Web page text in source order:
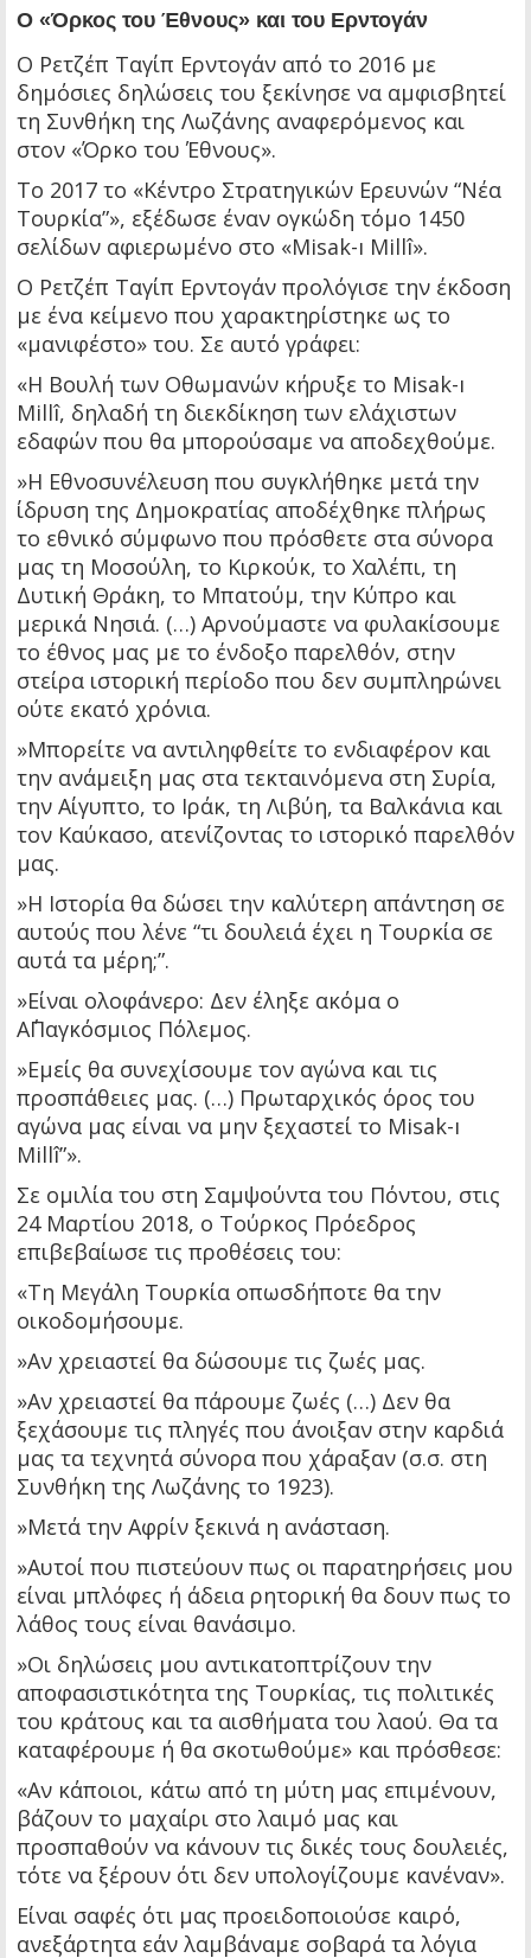
Ο «Όρκος του Έθνους» και του Ερντογάν
Ο Ρετζέπ Ταγίπ Ερντογάν από το 2016 με
δημόσιες δηλώσεις του ξεκίνησε να αμφισβητεί
τη Συνθήκη της Λωζάνης αναφερόμενος και
στον «Όρκο του Έθνους».
Το 2017 το «Κέντρο Στρατηγικών Ερευνών “Νέα
Τουρκία”», εξέδωσε έναν ογκώδη τόμο 1450
σελίδων αφιερωμένο στο «Misak-ı Millî».
Ο Ρετζέπ Ταγίπ Ερντογάν προλόγισε την έκδοση
με ένα κείμενο που χαρακτηρίστηκε ως το
«μανιφέστο» του. Σε αυτό γράφει:
«Η Βουλή των Οθωμανών κήρυξε το Misak-ı
Millî, δηλαδή τη διεκδίκηση των ελάχιστων
εδαφών που θα μπορούσαμε να αποδεχθούμε.
»Η Εθνοσυνέλευση που συγκλήθηκε μετά την
ίδρυση της Δημοκρατίας αποδέχθηκε πλήρως
το εθνικό σύμφωνο που πρόσθετε στα σύνορα
μας τη Μοσούλη, το Κιρκούκ, το Χαλέπι, τη
Δυτική Θράκη, το Μπατούμ, την Κύπρο και
μερικά Νησιά. (…) Αρνούμαστε να φυλακίσουμε
το έθνος μας με το ένδοξο παρελθόν, στην
στείρα ιστορική περίοδο που δεν συμπληρώνει
ούτε εκατό χρόνια.
»Μπορείτε να αντιληφθείτε το ενδιαφέρον και
την ανάμειξη μας στα τεκταινόμενα στη Συρία,
την Αίγυπτο, το Ιράκ, τη Λιβύη, τα Βαλκάνια και
τον Καύκασο, ατενίζοντας το ιστορικό παρελθόν
μας.
»Η Ιστορία θα δώσει την καλύτερη απάντηση σε
αυτούς που λένε “τι δουλειά έχει η Τουρκία σε
αυτά τα μέρη;”.
»Είναι ολοφάνερο: Δεν έληξε ακόμα ο
Α΄Παγκόσμιος Πόλεμος.
»Εμείς θα συνεχίσουμε τον αγώνα και τις
προσπάθειες μας. (…) Πρωταρχικός όρος του
αγώνα μας είναι να μην ξεχαστεί το Misak-ı
Millî”».
Σε ομιλία του στη Σαμψούντα του Πόντου, στις
24 Μαρτίου 2018, ο Τούρκος Πρόεδρος
επιβεβαίωσε τις προθέσεις του:
«Τη Μεγάλη Τουρκία οπωσδήποτε θα την
οικοδομήσουμε.
»Αν χρειαστεί θα δώσουμε τις ζωές μας.
»Αν χρειαστεί θα πάρουμε ζωές (…) Δεν θα
ξεχάσουμε τις πληγές που άνοιξαν στην καρδιά
μας τα τεχνητά σύνορα που χάραξαν (σ.σ. στη
Συνθήκη της Λωζάνης το 1923).
»Μετά την Αφρίν ξεκινά η ανάσταση.
»Αυτοί που πιστεύουν πως οι παρατηρήσεις μου
είναι μπλόφες ή άδεια ρητορική θα δουν πως το
λάθος τους είναι θανάσιμο.
»Οι δηλώσεις μου αντικατοπτρίζουν την
αποφασιστικότητα της Τουρκίας, τις πολιτικές
του κράτους και τα αισθήματα του λαού. Θα τα
καταφέρουμε ή θα σκοτωθούμε» και πρόσθεσε:
«Αν κάποιοι, κάτω από τη μύτη μας επιμένουν,
βάζουν το μαχαίρι στο λαιμό μας και
προσπαθούν να κάνουν τις δικές τους δουλειές,
τότε να ξέρουν ότι δεν υπολογίζουμε κανέναν».
Είναι σαφές ότι μας προειδοποιούσε καιρό,
ανεξάρτητα εάν λαμβάναμε σοβαρά τα λόγια